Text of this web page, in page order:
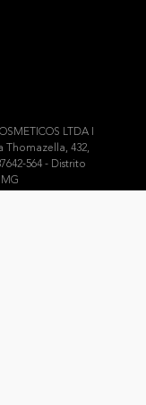
LTDA I
Thomazella, 432,
564 - Distrito